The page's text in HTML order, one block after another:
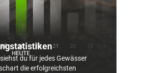
du für jedes Gewässer
die erfolgreichsten